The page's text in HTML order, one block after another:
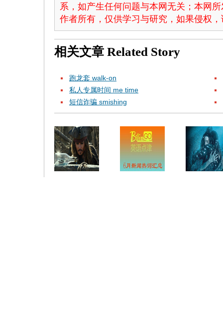
系，如产生任何问题与本网无关；本网
作者所有，仅供学习与研究，如果侵权
相关文章 Related Story
跑龙套 walk-on
私人专属时间 me time
短信诈骗 smishing